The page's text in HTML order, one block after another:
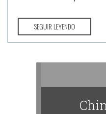
SEGUIR LEYENDO